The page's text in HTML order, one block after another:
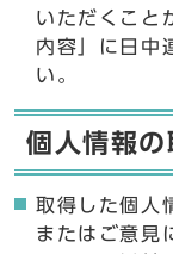
いただくこと
内容」に日中
い。
個人情報
取得した個人
またはご意見